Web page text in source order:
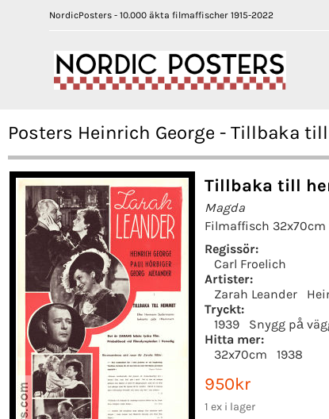
NordicPosters - 10.000 äkta filmaffischer 1915-2022
Posters Heinrich George - Tillbaka
Tillbaka till
Magda
Filmaffisch
Regissör:
Carl Froelich
Artister:
Zarah Leander
Tryckt:
1939
Snygg på
Hitta mer:
32x70cm
1938
950kr
1 ex i lager